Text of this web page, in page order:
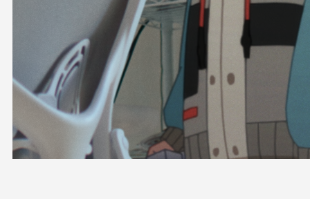
未成年の方々へのお願い
二次創作ガイドライン
よくある質問
サポーターガイドライン